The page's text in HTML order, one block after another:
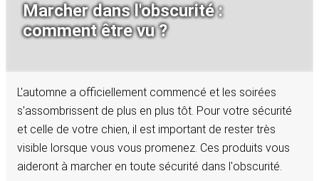
Marcher dans l'obscurité :
comment être vu ?
L'automne a officiellement commencé et les soirées
s'assombrissent de plus en plus tôt. Pour votre sécurité
et celle de votre chien, il est important de rester très
visible lorsque vous vous promenez. Ces produits vous
aideront à marcher en toute sécurité dans l'obscurité.